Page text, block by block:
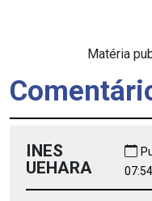
Matéria
INES
UEHARA
07:54